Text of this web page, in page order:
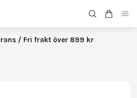
/ Fri frakt över 899 kr